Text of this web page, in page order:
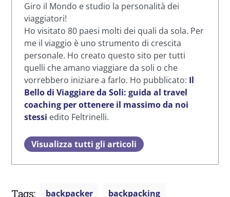
Giro il Mondo e studio la personalità dei
viaggiatori!
Ho visitato 80 paesi molti dei quali da sola. Per
me il viaggio è uno strumento di crescita
personale. Ho creato questo sito per tutti
quelli che amano viaggiare da soli o che
vorrebbero iniziare a farlo. Ho pubblicato: Il
Bello di Viaggiare da Soli: guida al travel
coaching per ottenere il massimo da noi
stessi edito Feltrinelli.
Visualizza tutti gli articoli
Tags: backpacker backpacking